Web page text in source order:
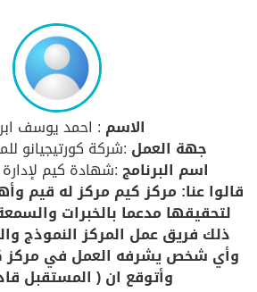
الاسم : احمد يوسف
جهة العمل :شركة كورتيجيانو
اسم البرنامج:شهادة كيم لإدارة
قالوا عنا: مركز كيم مركز له قيم
لتحقيقها مدعما بالخبرات
ذلك فريق عمل المركز النموذج
وأي شخص يشرفه العمل في مركز
وأتوقع ان ( المستقبل